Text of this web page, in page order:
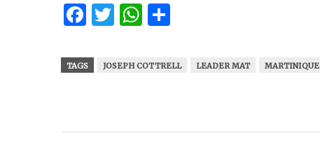
Facebook
Twitter
WhatsApp
TAGS JOSEPH COTTRELL LEADER MAT MARTINIQUE